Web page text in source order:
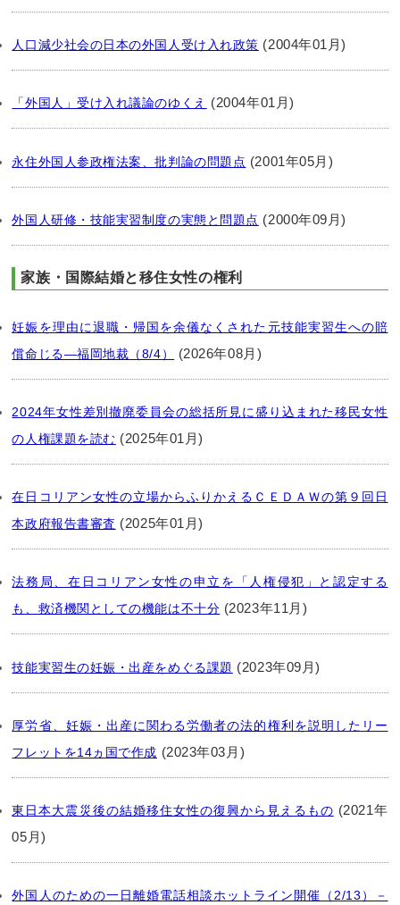
人口減少社会の日本の外国人受け入れ政策 (2004年01月)
「外国人」受け入れ議論のゆくえ (2004年01月)
永住外国人参政権法案、批判論の問題点 (2001年05月)
外国人研修・技能実習制度の実態と問題点 (2000年09月)
家族・国際結婚と移住女性の権利
妊娠を理由に退職・帰国を余儀なくされた元技能実習生への賠
償命じる―福岡地裁（8/4）
(2026年08月)
2024年女性差別撤廃委員会の総括所見に盛り込まれた移民女性
の人権課題を読む (2025年01月)
在日コリアン女性の立場からふりかえるＣＥＤＡＷの第９回日
本政府報告書審査 (2025年01月)
法務局、在日コリアン女性の申立を「人権侵犯」と認定する
も、救済機関としての機能は不十分 (2023年11月)
技能実習生の妊娠・出産をめぐる課題 (2023年09月)
厚労省、妊娠・出産に関わる労働者の法的権利を説明したリー
フレットを14ヵ国で作成 (2023年03月)
東日本大震災後の結婚移住女性の復興から見えるもの (2021年
05月)
外国人のための一日離婚電話相談ホットライン開催（2/13）－